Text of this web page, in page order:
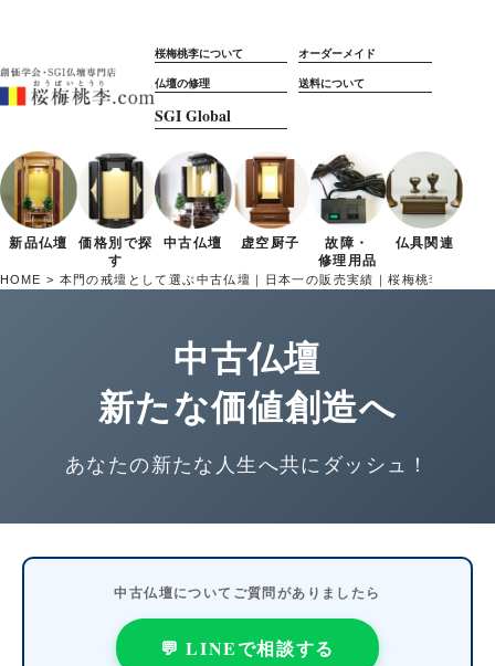
桜梅桃李について
オーダーメイド
仏壇の修理
送料について
新品仏壇 価格別で探
す
中古仏壇 虚空厨子
故障・
修理用品
仏具関連
HOME 本門の戒壇として選ぶ中古仏壇｜日本一の販売実績｜桜梅桃李.com
中古仏壇
新たな価値創造へ
あなたの新たな人生へ共にダッシュ！
中古仏壇についてご質問がありましたら
💬 LINEで相談する